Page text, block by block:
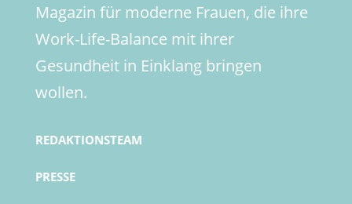
Magazin für moderne Frauen, die ihre
Work-Life-Balance mit ihrer
Gesundheit in Einklang bringen
wollen.
REDAKTIONSTEAM
PRESSE